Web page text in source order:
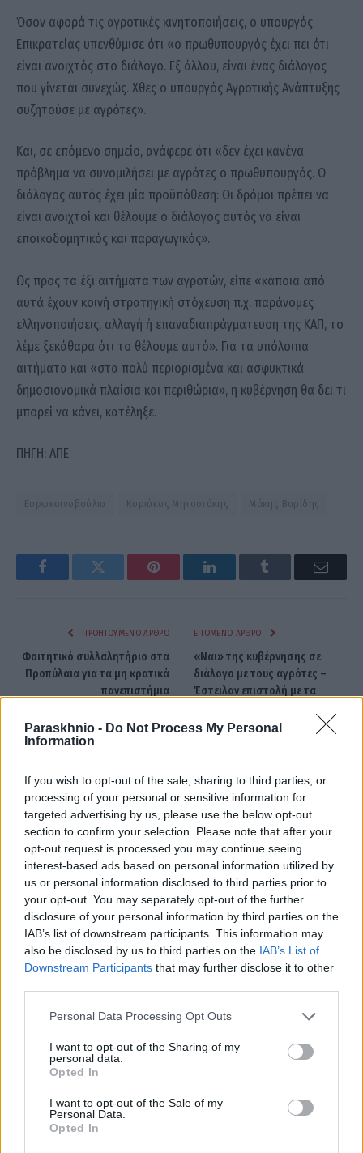
Paraskhnio - Do Not Process My Personal
Information
If you wish to opt-out of the sale, sharing to third parties, or
processing of your personal or sensitive information for
targeted advertising by us, please use the below opt-out
section to confirm your selection. Please note that after your
opt-out request is processed you may continue seeing
interest-based ads based on personal information utilized by
us or personal information disclosed to third parties prior to
your opt-out. You may separately opt-out of the further
disclosure of your personal information by third parties on the
IAB’s list of downstream participants. This information may
also be disclosed by us to third parties on the IAB’s List of
Downstream Participants that may further disclose it to other
Please note that this website/app uses one or more Google
not limited to your visit or usage behaviour. You may click to
grant or deny consent to Google and its third-party tags to
use your data for below specified purposes in below Google
consent section.
Personal Data Processing Opt Outs
I want to opt-out of the Sharing of my
personal data.
Opted In
I want to opt-out of the Sale of my
Personal Data.
Opted In
Όσον αφορά τις αγροτικές κινητοποιήσεις, ο υπουργός
Επικρατείας υπενθύμισε ότι «ο πρωθυπουργός έχει πει ότι
είναι ανοιχτός στο διάλογο. Εξ άλλου, είναι ένας διάλογος
που γίνεται συνεχώς. Χθες ο υπουργός Αγροτικής Ανάπτυξης
συζητούσε με αγρότες».
Και, σε επόμενο σημείο, ανάφερε ότι «δεν έχει κανένα
πρόβλημα να συνομιλήσει με αγρότες ο πρωθυπουργός. Ο
διάλογος αυτός έχει μία προϋπόθεση: Οι δρόμοι πρέπει να
είναι ανοιχτοί και θέλουμε ο διάλογος αυτός να είναι
εποικοδομητικός και παραγωγικός».
Ως προς τα έξι αιτήματα των αγροτών, είπε «κάποια από
αυτά έχουν κοινή στρατηγική στόχευση π.χ. παράνομες
ελληνοποιήσεις, αλλαγή ή επαναδιαπράγματευση της ΚΑΠ, το
λέμε ξεκάθαρα ότι το θέλουμε αυτό». Για τα υπόλοιπα
αιτήματα και «στα πολύ περιορισμένα και ασφυκτικά
δημοσιονομικά πλαίσια και περιθώρια», η κυβέρνηση θα δει τι
μπορεί να κάνει, κατέληξε.
ΠΗΓΗ: ΑΠΕ
Ευρωκοινοβούλιο Κυριάκος Μητσοτάκης Μάκης Βορίδης
FacebookTwitter Pinterest LinkedInTumblr Email
ΠΡΟΗΓΟΎΜΕΝΟ ΆΡΘΡΟ
Φοιτητικό συλλαλητήριο στα
Προπύλαια για τα μη κρατικά
πανεπιστήμια
ΕΠΌΜΕΝΟ ΆΡΘΡΟ
«Ναι» της κυβέρνησης σε
διάλογο με τους αγρότες –
Έστειλαν επιστολή με τα
πρωθυπουργό
mv
ΣΧΕΤΙΚΑΑΡΘΡΑ